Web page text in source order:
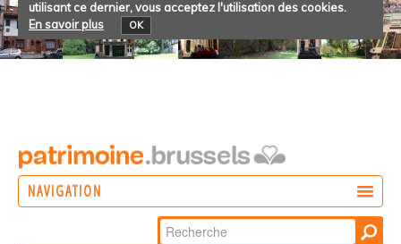
utilisant ce dernier, vous acceptez l'utilisation des cookies.
En savoir plus
OK
NAVIGATION
Chercher par